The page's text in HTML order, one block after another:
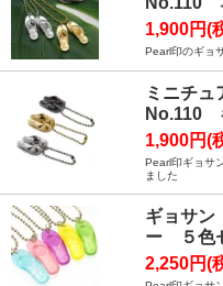
1,900円(
Pearl印のギョ
ミニチュ
No.110
1,900円(
Pearl印ギョサ
ました
ギョサ
ー ５色
2,250円(